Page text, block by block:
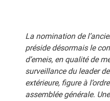
La nomination de
préside désormais le
d’emeis, en qualité de
surveillance du leader
extérieure, figure à
assemblée générale.